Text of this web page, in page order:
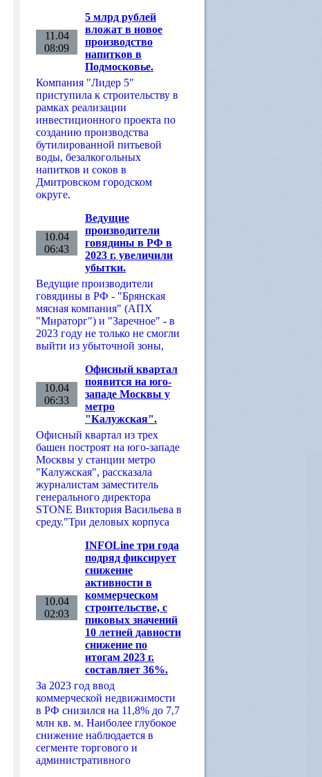
11.04
08:09
5 млрд рублей
вложат в новое
производство
напитков в
Подмосковье.
Компания "Лидер 5"
приступила к строительству в
рамках реализации
инвестиционного проекта по
созданию производства
бутилированной питьевой
воды, безалкогольных
напитков и соков в
Дмитровском городском
округе.
10.04
06:43
Ведущие
производители
говядины в РФ в
2023 г. увеличили
убытки.
Ведущие производители
говядины в РФ - "Брянская
мясная компания" (АПХ
"Мираторг") и "Заречное" - в
2023 году не только не смогли
выйти из убыточной зоны,
10.04
06:33
Офисный квартал
появится на юго-
западе Москвы у
метро
"Калужская".
Офисный квартал из трех
башен построят на юго-западе
Москвы у станции метро
"Калужская", рассказала
журналистам заместитель
генерального директора
STONE Виктория Васильева в
среду."Три деловых корпуса
10.04
02:03
INFOLine три года
подряд фиксирует
снижение
активности в
коммерческом
строительстве, с
пиковых значений
10 летней давности
снижение по
итогам 2023 г.
составляет 36%.
За 2023 год ввод
коммерческой недвижимости
в РФ снизился на 11,8% до 7,7
млн кв. м. Наиболее глубокое
снижение наблюдается в
сегменте торгового и
административного